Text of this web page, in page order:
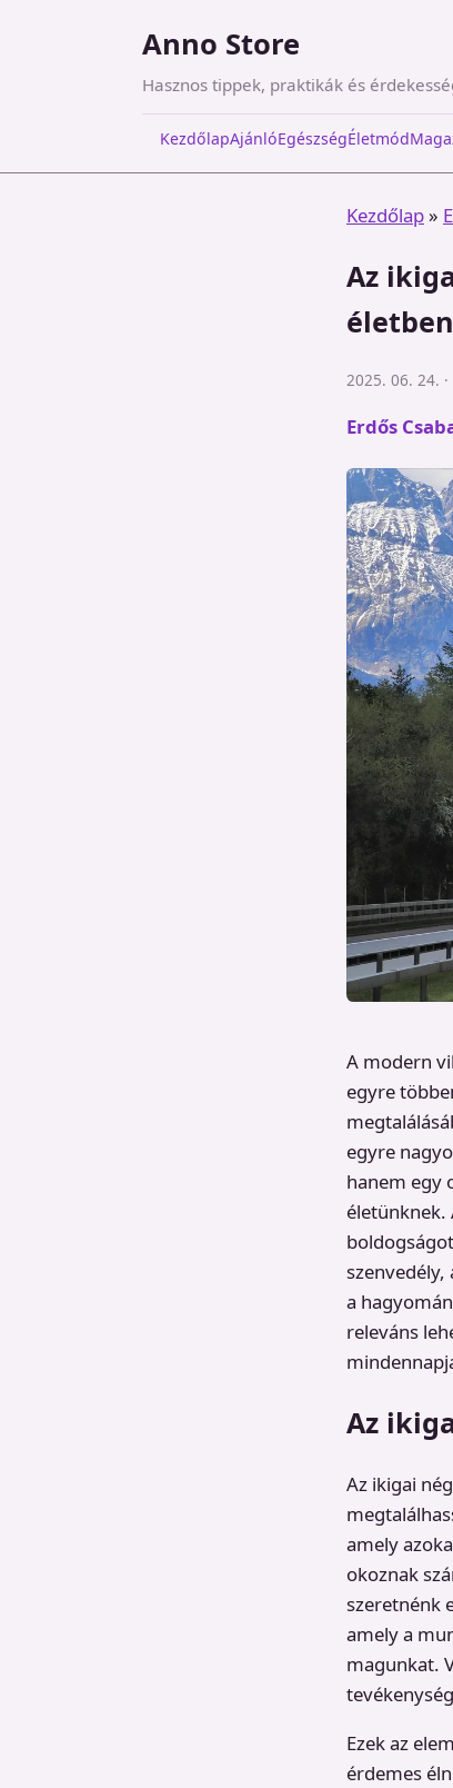
Anno Store
Hasznos tippek, praktikák és
KezdőlapAjánlóEgészségÉletmód
Kezdőlap»
Az
életben
2025. 06. 24. ·
Erdős
A modern
egyre
egyre
hanem egy
életünknek.
a
releváns
Az
Az ikigai
amely
okoznak
szeretnénk
amely a
magunkat.
Ezek az
érdemes